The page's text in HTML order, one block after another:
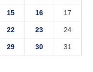
15 16 17
22 23 24
29 30
31